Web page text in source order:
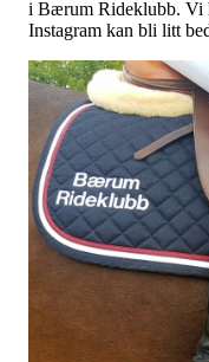
i Bærum Rideklubb. Vi
Instagram kan bli litt